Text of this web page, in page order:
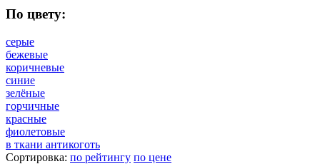
По цвету:
серые
бежевые
коричневые
синие
зелёные
горчичные
красные
фиолетовые
в ткани антикоготь
Сортировка: по рейтингу по цене